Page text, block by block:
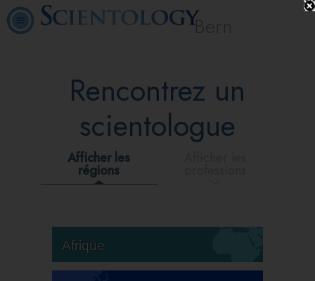
Bern
Rencontrez un
scientologue
Afficher les
régions
Afrique